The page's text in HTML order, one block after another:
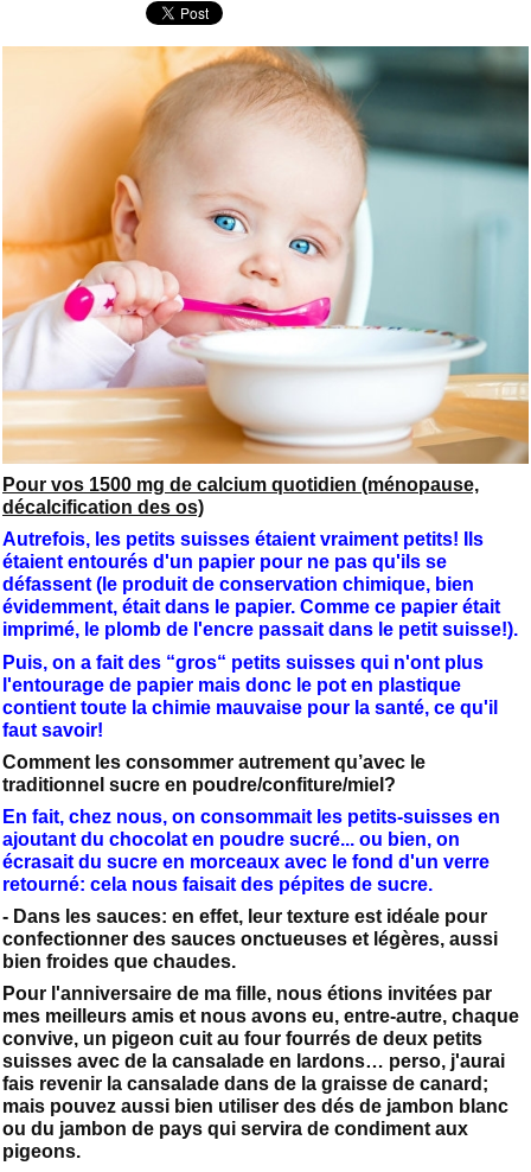
Pour vos 1500 mg de calcium quotidien (ménopause,
décalcification des os)
Autrefois, les petits suisses étaient vraiment petits! Ils
étaient entourés d'un papier pour ne pas qu'ils se
défassent (le produit de conservation chimique, bien
évidemment, était dans le papier. Comme ce papier était
imprimé, le plomb de l'encre passait dans le petit suisse!).
Puis, on a fait des “gros“ petits suisses qui n'ont plus
l'entourage de papier mais donc le pot en plastique
contient toute la chimie mauvaise pour la santé, ce qu'il
faut savoir!
Comment les consommer autrement qu’avec le
traditionnel sucre en poudre/confiture/miel?
En fait, chez nous, on consommait les petits-suisses en
ajoutant du chocolat en poudre sucré... ou bien, on
écrasait du sucre en morceaux avec le fond d'un verre
retourné: cela nous faisait des pépites de sucre.
- Dans les sauces: en effet, leur texture est idéale pour
confectionner des sauces onctueuses et légères, aussi
bien froides que chaudes.
Pour l'anniversaire de ma fille, nous étions invitées par
mes meilleurs amis et nous avons eu, entre-autre, chaque
convive, un pigeon cuit au four fourrés de deux petits
suisses avec de la cansalade en lardons… perso, j'aurai
fais revenir la cansalade dans de la graisse de canard;
mais pouvez aussi bien utiliser des dés de jambon blanc
ou du jambon de pays qui servira de condiment aux
pigeons.